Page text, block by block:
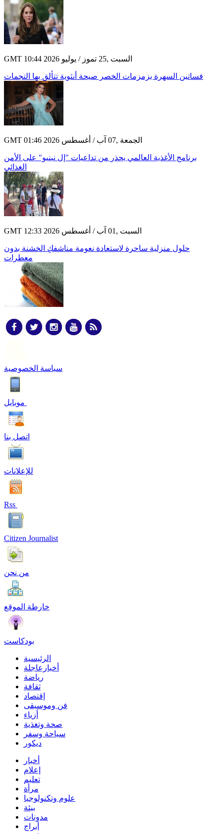
GMT 10:44 2026 السبت ,25 تموز / يوليو
فساتين السهرة بزمزمات الخصر صيحة أنثوية تتألق بها النجمات
GMT 01:46 2026 الجمعة ,07 آب / أغسطس
برنامج الأغذية العالمي يحذر من تداعيات "إل نينيو" على الأمن
الغذائي
GMT 12:33 2026 السبت ,01 آب / أغسطس
حلول منزلية ساحرة لاستعادة نعومة مناشفكِ الخشنة بدون
معطرات
سياسة الخصوصية
اتصل بنا
للإعلانات
Rss
Citizen Journalist
من نحن
خارطة الموقع
بودكاست
الرئيسية
أخبارعاجلة
رياضة
ثقافة
إقتصاد
فن وموسيقى
أزياء
صحة وتغذية
سياحة وسفر
ديكور
أخبار
إعلام
تعليم
مرأة
علوم وتكنولوجيا
بيئة
مدونات
أبراج